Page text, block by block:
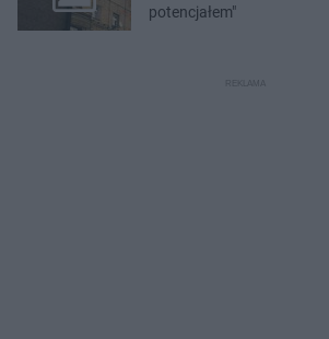
potencjałem"